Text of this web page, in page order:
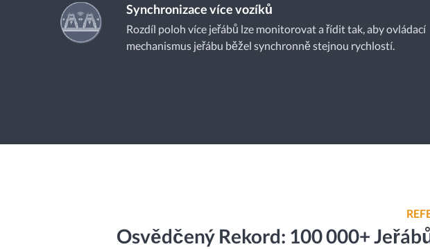
Synchronizace více vozíků
Rozdíl poloh více jeřábů lze monitorovat a řídit tak, aby ovládací
mechanismus jeřábu běžel synchronně stejnou rychlostí.
Osvědčený Rekord: 100 000+